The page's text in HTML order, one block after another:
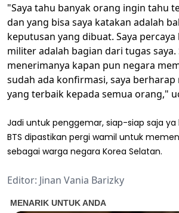
"Saya tahu banyak orang ingin tahu
dan yang bisa saya katakan adalah
keputusan yang dibuat. Saya
militer adalah bagian dari tugas saya.
menerimanya kapan pun negara
sudah ada konfirmasi, saya
yang terbaik kepada semua orang,"
Jadi untuk penggemar, siap-siap saja ya
BTS dipastikan pergi wamil untuk
sebagai warga negara Korea Selatan.
Editor: Jinan Vania Barizky